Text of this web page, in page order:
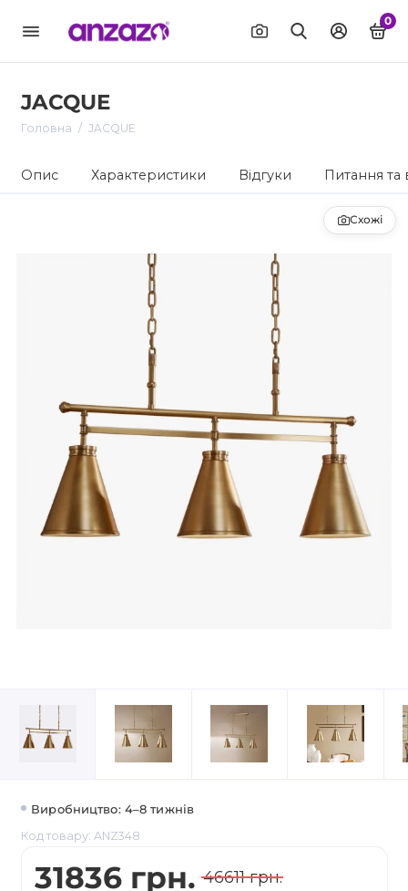
0
JACQUE
Головна JACQUE
Опис Характеристики Відгуки Питання та
Схожі
Виробництво: 4–8 тижнів
Код товару: ANZ348
31836 грн. 46611 грн.